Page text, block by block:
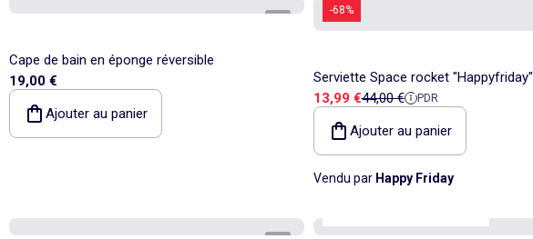
Cape de bain en éponge réversible
19,00 €
Ajouter au panier
-68%
Serviette Space rocket "Happyfriday"
Prix de vente
13,99 €Prix de référence
44,00 € PDR
Ajouter au panier
Vendu par Happy Friday